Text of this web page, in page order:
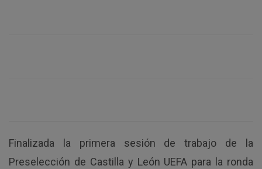
Finalizada la primera sesión de trabajo de la
Preselección de Castilla y León UEFA para la ronda